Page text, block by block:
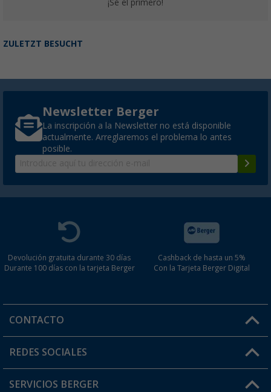
¡Sé el primero!
ZULETZT BESUCHT
Newsletter Berger
La inscripción a la Newsletter no está disponible
actualmente. Arreglaremos el problema lo antes
posible.
Devolución gratuita durante 30 días
Durante 100 días con la tarjeta Berger
Cashback de hasta un 5%
Con la Tarjeta Berger Digital
CONTACTO
Horario de atención al cliente:
¿Tienes alguna duda?
REDES SOCIALES
SERVICIOS BERGER